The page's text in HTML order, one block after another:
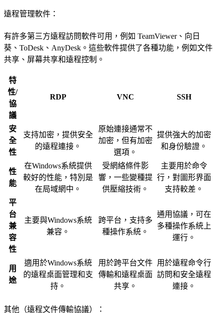
遠程管理軟件：
有許多第三方遠程訪問軟件可用，例如 TeamViewer、向日
葵、ToDesk、AnyDesk。這些軟件提供了各種功能，例如文件
共享、屏幕共享和遠程控制。
特
性/
協
議
RDP VNC SSH
安
全
性
支持加密，提供安全
的遠程連接。
原始連接通常不
加密，但有加密
選項。
提供強大的加密
和身份驗證。
性
能
在Windows系統提供
較好的性能，特別是
在局域網中。
受網絡條件影
響，一些變種提
供壓縮技術。
主要用於命令
行，對圖形界面
支持較差。
平
台
兼
容
性
主要與Windows系統
兼容。
跨平台，支持多
種操作系統。
通用協議，可在
多種操作系統上
運行。
用
途
適用於Windows系統
的遠程桌面管理和支
持。
用於跨平台文件
傳輸和遠程桌面
共享。
用於遠程命令行
訪問和安全遠程
連接。
其他（遠程文件傳輸協議）：